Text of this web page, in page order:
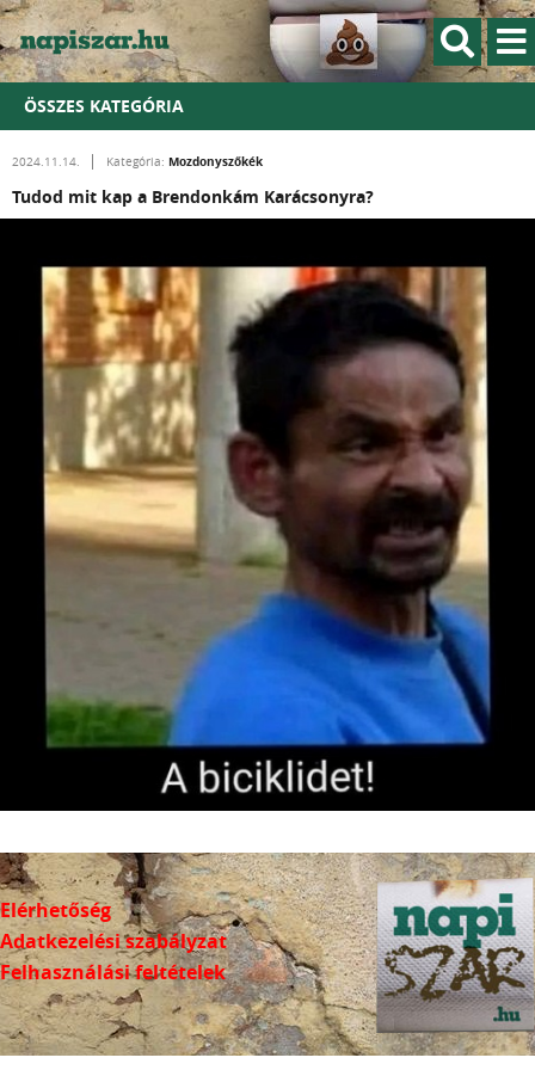
ÖSSZES KATEGÓRIA
2024.11.14. Kategória: Mozdonyszőkék
Tudod mit kap a Brendonkám Karácsonyra?
Elérhetőség
Adatkezelési szabályzat
Felhasználási feltételek